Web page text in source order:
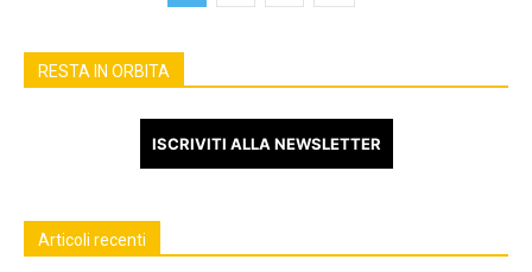
RESTA IN ORBITA
ISCRIVITI ALLA NEWSLETTER
Articoli recenti